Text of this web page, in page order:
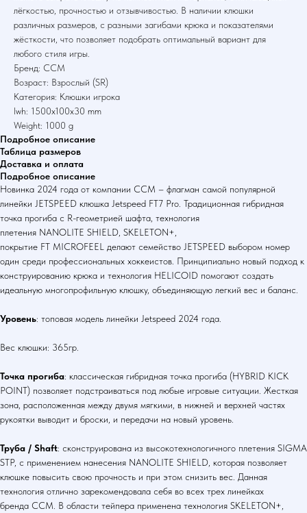
лёгкостью, прочностью и отзывчивостью. В наличии клюшки
различных размеров, с разными загибами крюка и показателями
жёсткости, что позволяет подобрать оптимальный вариант для
любого стиля игры.
Бренд: CCM
Возраст: Взрослый (SR)
Категория: Клюшки игрока
lwh: 1500x100x30 mm
Weight: 1000 g
Подробное описание
Таблица размеров
Доставка и оплата
Подробное описание
Новинка 2024 года от компании CCM – флагман самой популярной
линейки JETSPEED клюшка Jetspeed FT7 Pro. Традиционная гибридная
точка прогиба c R-геометрией шафта, технология
плетения NANOLITE SHIELD, SKELETON+,
покрытие FT MICROFEEL делают семейство JETSPEED выбором номер
один среди профессиональных хоккеистов. Принципиально новый подход к
конструированию крюка и технология HELICOID помогают создать
идеальную многопрофильную клюшку, объединяющую легкий вес и баланс.
Уровень: топовая модель линейки Jetspeed 2024 года.
Вес клюшки: 365гр.
Точка прогиба: классическая гибридная точка прогиба (HYBRID KICK
POINT) позволяет подстраиваться под любые игровые ситуации. Жесткая
зона, расположенная между двумя мягкими, в нижней и верхней частях
рукоятки выводит и броски, и передачи на новый уровень.
Труба / Shaft: сконструирована из высокотехнологичного плетения SIGMA
STP, с применением нанесения NANOLITE SHIELD, которая позволяет
клюшке повысить свою прочность и при этом снизить вес. Данная
технология отлично зарекомендовала себя во всех трех линейках
бренда CCM. В области тейпера применена технология SKELETON+,